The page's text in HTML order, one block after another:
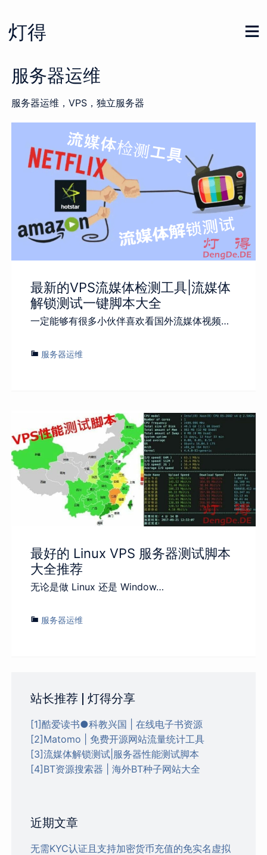
content
灯得
服务器运维
服务器运维，VPS，独立服务器
最新的VPS流媒体检测工具|流媒体
解锁测试一键脚本大全
一定能够有很多小伙伴喜欢看国外流媒体视频…
服务器运维
最好的 Linux VPS 服务器测试脚本
大全推荐
无论是做 Linux 还是 Window…
服务器运维
站长推荐 | 灯得分享
[1]酷爱读书●科教兴国 | 在线电子书资源
[2]Matomo | 免费开源网站流量统计工具
[3]流媒体解锁测试|服务器性能测试脚本
[4]BT资源搜索器 | 海外BT种子网站大全
近期文章
无需KYC认证且支持加密货币充值的免实名虚拟